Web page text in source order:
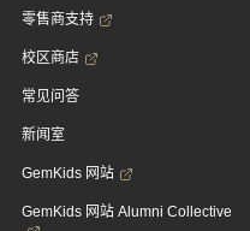
零售商支持
校区商店
常见问答
新闻室
GemKids 网站
GemKids 网站 Alumni Collective